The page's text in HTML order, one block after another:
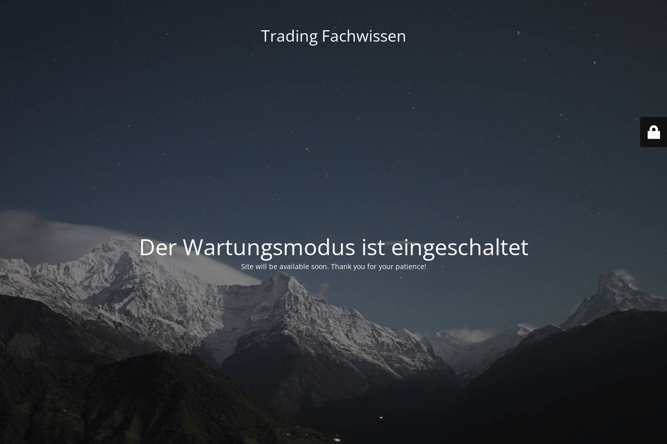
Trading Fachwissen
Der Wartungsmodus ist eingeschaltet
Site will be available soon. Thank you for your patience!